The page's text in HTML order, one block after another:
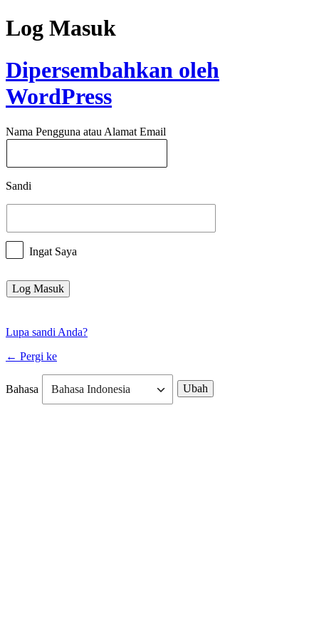
Log Masuk
Dipersembahkan oleh
WordPress
Nama Pengguna atau Alamat Email
Sandi
Ingat Saya
Lupa sandi Anda?
← Pergi ke
Bahasa